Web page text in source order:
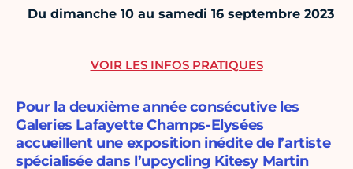
Du dimanche 10 au samedi 16 septembre 2023
Pour la deuxième année consécutive les
Galeries Lafayette Champs-Elysées
accueillent une exposition inédite de l’artiste
spécialisée dans l’upcycling Kitesy Martin
VOIR LES INFOS PRATIQUES